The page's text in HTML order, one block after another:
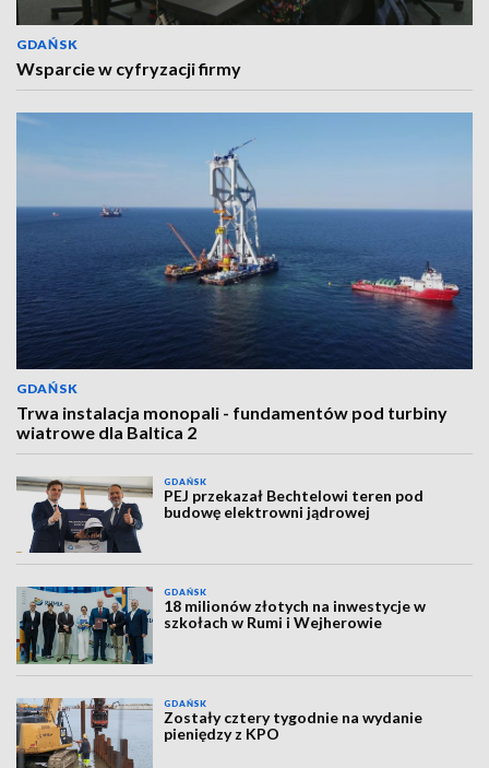
GDAŃSK
Wsparcie w cyfryzacji firmy
GDAŃSK
Trwa instalacja monopali - fundamentów pod turbiny
wiatrowe dla Baltica 2
GDAŃSK
PEJ przekazał Bechtelowi teren pod
budowę elektrowni jądrowej
GDAŃSK
18 milionów złotych na inwestycje w
szkołach w Rumi i Wejherowie
GDAŃSK
Zostały cztery tygodnie na wydanie
pieniędzy z KPO